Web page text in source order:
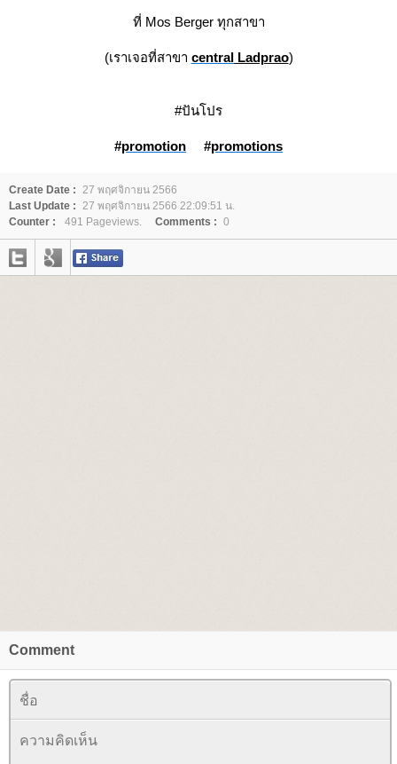
ที่ Mos Berger ทุกสาขา
(เราเจอที่สาขา centralLadprao)
#ปันโปร
#promotion #promotions
Create Date : 27 พฤศจิกายน 2566
Last Update : 27 พฤศจิกายน 2566 22:09:51 น.
Counter :
491 Pageviews. Comments : 0
Comment